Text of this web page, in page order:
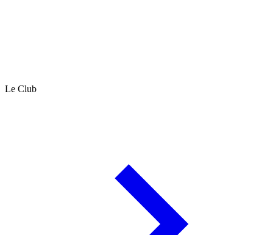
Le Club